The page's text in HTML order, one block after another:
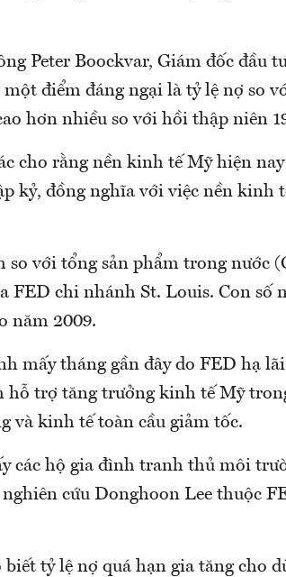
Peter Boockvar, Giám đốc đầu
điểm đáng ngại là tỷ lệ nợ so
hơn nhiều so với hồi thập niên
cho rằng nền kinh tế Mỹ hiện
kỷ, đồng nghĩa với việc nền kinh
so với tổng sản phẩm trong nước
FED chi nhánh St. Louis. Con số
năm 2009.
mấy tháng gần đây do FED hạ
hỗ trợ tăng trưởng kinh tế Mỹ
và kinh tế toàn cầu giảm tốc.
các hộ gia đình tranh thủ môi
cứu Donghoon Lee thuộc
biết tỷ lệ nợ quá hạn gia tăng cho